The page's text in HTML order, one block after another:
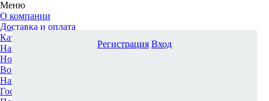
Меню
О компании
Доставка и оплата
Каталог
Наши офисы
Новости и новинки
Вопрос-ответ
Наша команда
Гос. заказчикам
Регистрация Вход